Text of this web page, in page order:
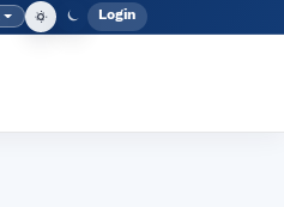
Admin
Login